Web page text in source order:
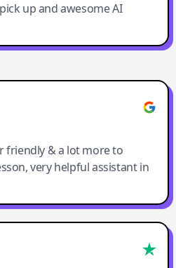
up and awesome AI
friendly & a lot more to
very helpful assistant in